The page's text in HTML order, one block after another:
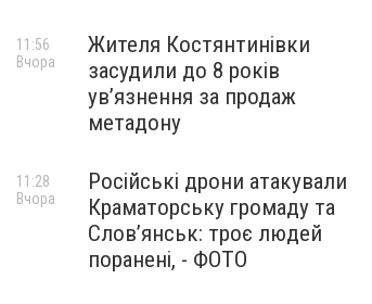
Жителя Костянтинівки
засудили до 8 років
ув’язнення за продаж
метадону
11:56
Вчора
Російські дрони атакували
Краматорську громаду та
Слов’янськ: троє людей
поранені, - ФОТО
11:28
Вчора